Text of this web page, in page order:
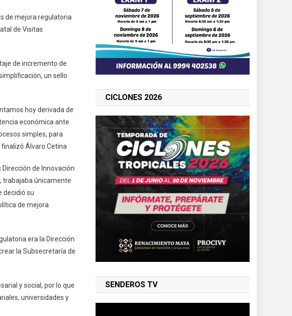
de mejora regulatoria
de Visitas
de incremento de
un sello
hoy derivada de
económica ante
simples, para
Álvaro Cetina
de Innovación
trabajaba únicamente
decidió su
de mejora
era la Dirección
la Subsecretaría de
y social, por lo que
universidades y
CICLONES 2026
SENDEROS TV